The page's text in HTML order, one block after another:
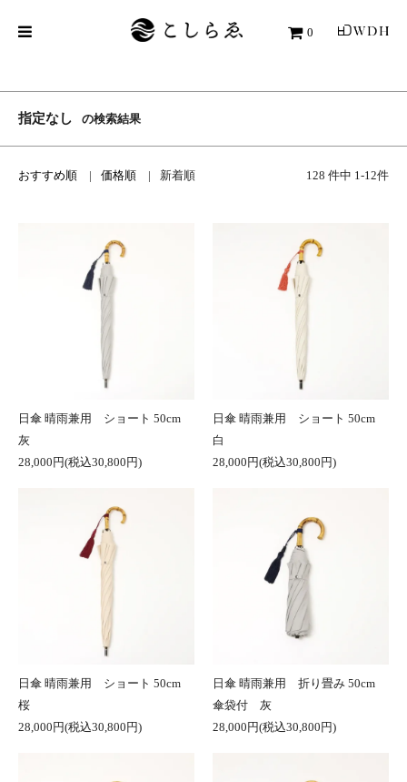
0
指定なし の検索結果
おすすめ順 価格順 新着順 128 件中 1-12件
日傘 晴雨兼用 ショート 50cm
灰
28,000円(税込30,800円)
日傘 晴雨兼用 ショート 50cm
白
28,000円(税込30,800円)
日傘 晴雨兼用 ショート 50cm
桜
28,000円(税込30,800円)
日傘 晴雨兼用 折り畳み 50cm
傘袋付 灰
28,000円(税込30,800円)